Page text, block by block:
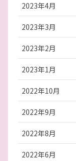
2023年4月
2023年3月
2023年2月
2023年1月
2022年10月
2022年9月
2022年8月
2022年6月